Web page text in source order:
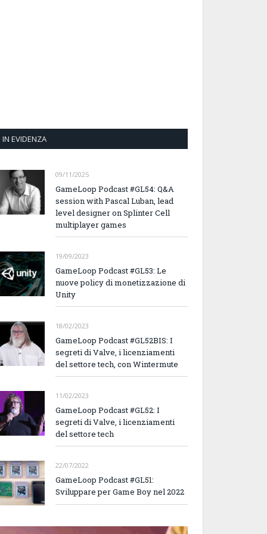
IN EVIDENZA
09/11/2025
GameLoop Podcast #GL54: Q&A
session with Pascal Luban, lead
level designer on Splinter Cell
multiplayer games
19/09/2023
GameLoop Podcast #GL53: Le
nuove policy di monetizzazione di
Unity
18/02/2023
GameLoop Podcast #GL52BIS: I
segreti di Valve, i licenziamenti
del settore tech, con Wintermute
11/02/2023
GameLoop Podcast #GL52: I
segreti di Valve, i licenziamenti
del settore tech
22/07/2022
GameLoop Podcast #GL51:
Sviluppare per Game Boy nel 2022